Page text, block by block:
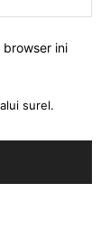
browser ini
surel.